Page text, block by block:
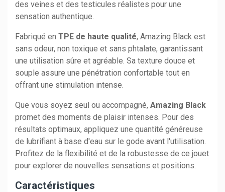
des veines et des testicules réalistes pour une
sensation authentique.
Fabriqué en TPE de haute qualité, Amazing Black est
sans odeur, non toxique et sans phtalate, garantissant
une utilisation sûre et agréable. Sa texture douce et
souple assure une pénétration confortable tout en
offrant une stimulation intense.
Que vous soyez seul ou accompagné, Amazing Black
promet des moments de plaisir intenses. Pour des
résultats optimaux, appliquez une quantité généreuse
de lubrifiant à base d'eau sur le gode avant l'utilisation.
Profitez de la flexibilité et de la robustesse de ce jouet
pour explorer de nouvelles sensations et positions.
Caractéristiques